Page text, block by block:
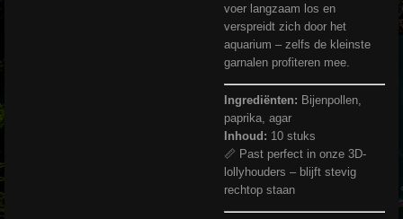
voer langzaam los en
verspreidt zich door het
aquarium – zelfs de kleinste
garnalen profiteren mee.
Ingrediënten: Bijenpollen,
paprika, agar
Inhoud: 10 stuks
📏 Past perfect in onze 3D-
lollyhouders – blijft stevig
rechtop staan